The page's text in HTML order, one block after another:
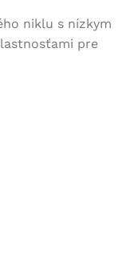
niklu s nízkym
pre